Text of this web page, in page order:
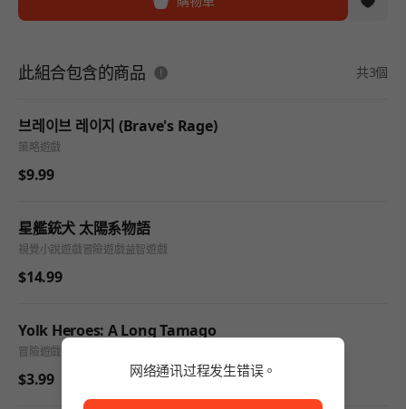
此組合包含的商品 共3個
브레이브 레이지 (Brave's Rage)
策略遊戲
$9.99
星艦銃犬 太陽系物語
視覺小說遊戲冒險遊戲益智遊戲
$14.99
Yolk Heroes: A Long Tamago
冒險遊戲
$3.99
网络通讯过程发生错误。